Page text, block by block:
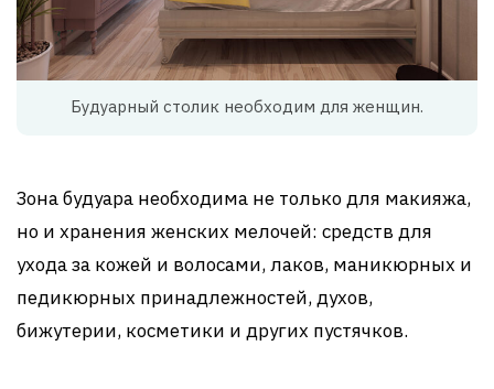
Будуарный столик необходим для женщин.
Зона будуара необходима не только для макияжа,
но и хранения женских мелочей: средств для
ухода за кожей и волосами, лаков, маникюрных и
педикюрных принадлежностей, духов,
бижутерии, косметики и других пустячков.